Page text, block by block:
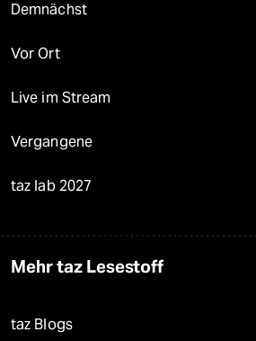
Demnächst
Vor Ort
Live im Stream
Vergangene
taz lab 2027
Mehr taz Lesestoff
taz Blogs